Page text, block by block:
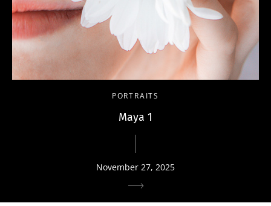
PORTRAITS
Maya 1
November 27, 2025